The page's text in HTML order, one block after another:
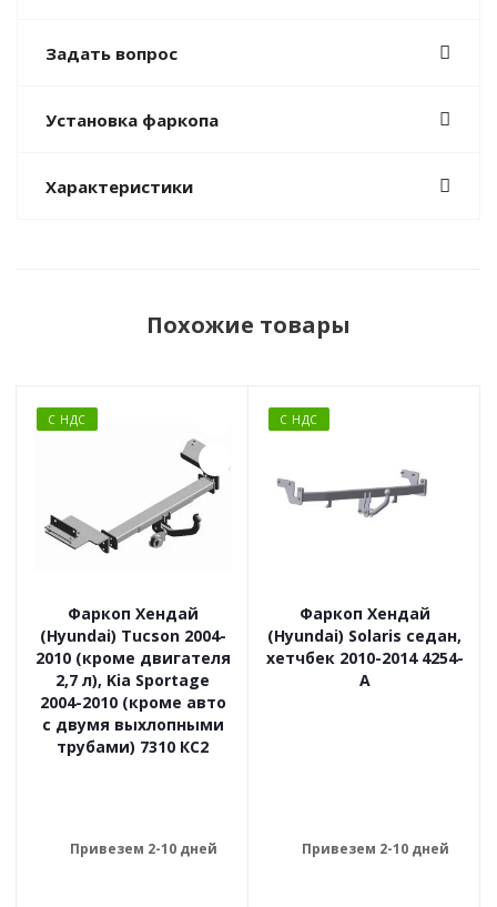
Задать вопрос
Установка фаркопа
Характеристики
Похожие товары
С НДС
Фаркоп Хендай
(Hyundai) Tucson 2004-
2010 (кроме двигателя
2,7 л), Kia Sportage
2004-2010 (кроме авто
с двумя выхлопными
трубами) 7310 КС2
Привезем 2-10 дней
С НДС
Фаркоп Хендай
(Hyundai) Solaris седан,
хетчбек 2010-2014 4254-
A
Привезем 2-10 дней